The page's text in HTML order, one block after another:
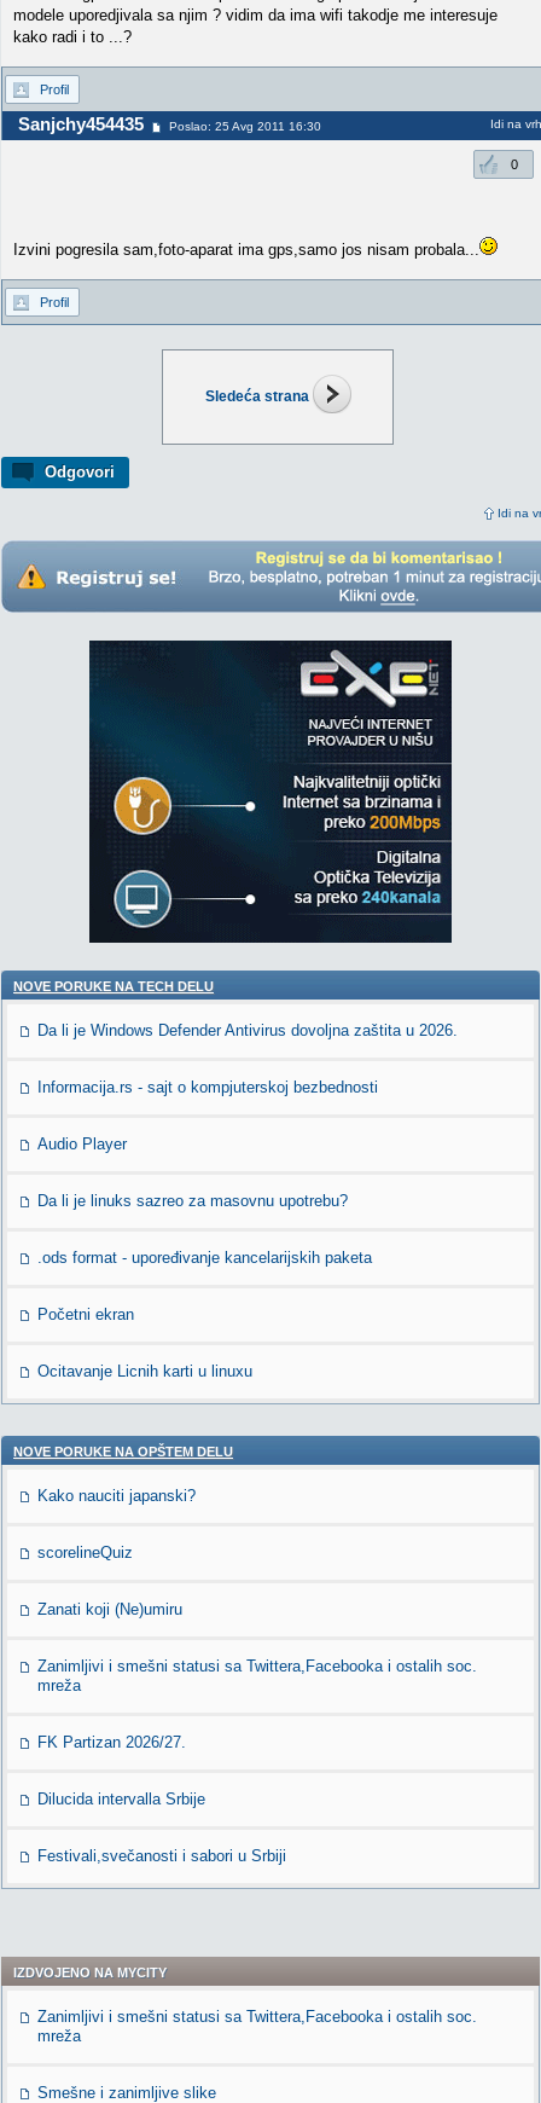
Sledeća strana
Odgovori
Idi na
modele uporedjivala sa njim ? vidim da ima wifi takodje me interesuje
kako radi i to ...?
Profil
Sanjchy454435 Poslao: 25 Avg 2011 16:30 Idi na vrh
0
Izvini pogresila sam,foto-aparat ima gps,samo jos nisam probala...
Profil
NOVE PORUKE NA TECH DELU
Da li je Windows Defender Antivirus dovoljna zaštita u 2026.
Informacija.rs - sajt o kompjuterskoj bezbednosti
Audio Player
Da li je linuks sazreo za masovnu upotrebu?
.ods format - upoređivanje kancelarijskih paketa
Početni ekran
Ocitavanje Licnih karti u linuxu
NOVE PORUKE NA OPŠTEM DELU
Kako nauciti japanski?
scorelineQuiz
Zanati koji (Ne)umiru
Zanimljivi i smešni statusi sa Twittera,Facebooka i ostalih soc.
mreža
FK Partizan 2026/27.
Dilucida intervalla Srbije
Festivali,svečanosti i sabori u Srbiji
IZDVOJENO NA MYCITY
Zanimljivi i smešni statusi sa Twittera,Facebooka i ostalih soc.
mreža
Smešne i zanimljive slike